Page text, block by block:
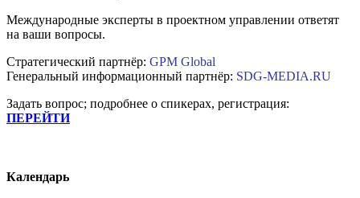
Международные эксперты в проектном управлении ответят
на ваши вопросы.
Стратегический партнёр: GPM Global
Генеральный информационный партнёр: SDG-MEDIA.RU
Задать вопрос; подробнее о спикерах, регистрация:
ПЕРЕЙТИ
Календарь